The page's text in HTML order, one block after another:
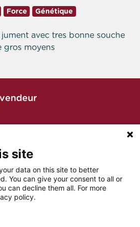
Force Génétique
jument avec tres bonne souche
gros moyens
le vendeur par mail
site
data on this site to better
You can give your consent to all or
can decline them all. For more
policy.